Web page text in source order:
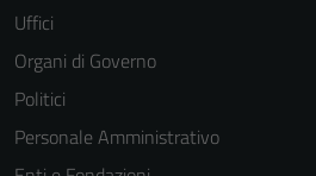
Uffici
Organi di Governo
Politici
Personale Amministrativo